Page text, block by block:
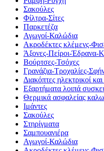
Σακούλες
Φίλτρα-Σίτες
Παρκετέζα
Αγωγοί-Καλώδια
Ακροδέκτες κλέμενς-
Άξονες-Πείροι-Έδρανα-
Βούρτσες-Τσόχες
Γρανάζια-Τροχαλίες-
Διακόπτες ηλεκτρικοί
Εξαρτήματα λοιπά
Θερμικά ασφαλείας
Ιμάντες
Σακούλες
Στηρίγματα
Σαμπουανιέρα
Αγωγοί-Καλώδια